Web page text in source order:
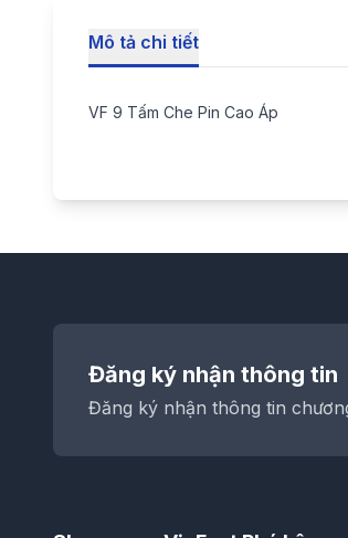
Mô tả chi tiết
VF 9 Tấm Che Pin Cao Áp
Đăng ký nhận thông tin
Đăng ký nhận thông tin